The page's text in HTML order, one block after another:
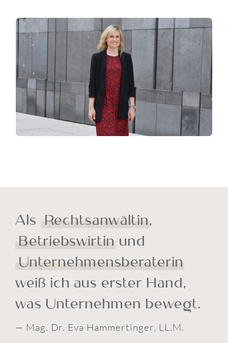
Als Rechtsanwältin,
Betriebswirtin und
Unternehmensberaterin
weiß ich aus erster Hand,
was Unternehmen bewegt.
— Mag. Dr. Eva Hammertinger‚ LL.M.